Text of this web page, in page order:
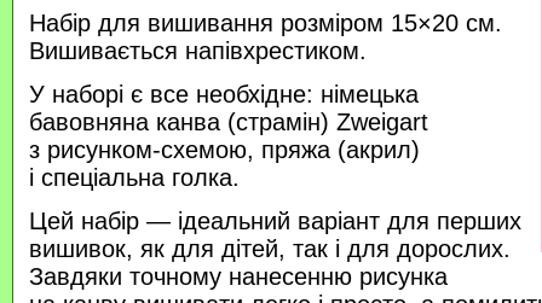
Набір для вишивання розміром 15×20 см.
Вишивається напівхрестиком.
У наборі є все необхідне: німецька
бавовняна канва (страмін) Zweigart
з рисунком-схемою, пряжа (акрил)
і спеціальна голка.
Цей набір — ідеальний варіант для перших
вишивок, як для дітей, так і для дорослих.
Завдяки точному нанесенню рисунка